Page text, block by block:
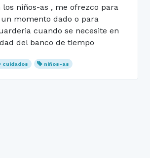
los niños-as , me ofrezco para
momento dado o para
cuando se necesite en
del banco de tiempo
cuidados niños-as